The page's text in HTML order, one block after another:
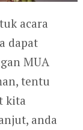
acara
dapat
MUA
tentu
kita
anda